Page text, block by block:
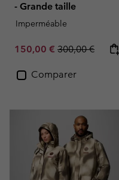
- Grande taille
Imperméable
Sale price:
150,00 € Regular price:
300,00 €
Comparer